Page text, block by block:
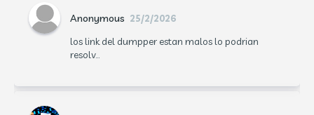
Anonymous 25/2/2026
los link del dumpper estan malos lo podrian
resolv...